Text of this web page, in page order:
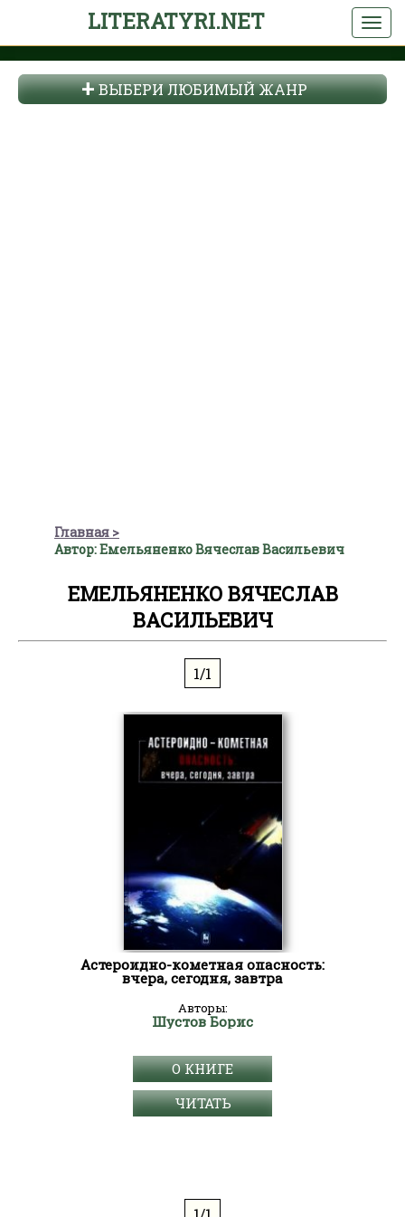
LITERATYRI.NET
ВЫБЕРИ ЛЮБИМЫЙ ЖАНР
Главная
Автор: Емельяненко Вячеслав Васильевич
ЕМЕЛЬЯНЕНКО ВЯЧЕСЛАВ
ВАСИЛЬЕВИЧ
1/1
Астероидно-кометная опасность:
вчера, сегодня, завтра
Авторы:
Шустов Борис
О КНИГЕ
ЧИТАТЬ